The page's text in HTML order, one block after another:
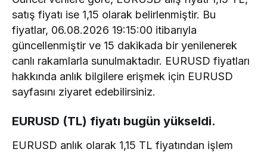
satış fiyatı ise 1,15 olarak belirlenmiştir. Bu
fiyatlar, 06.08.2026 19:15:00 itibarıyla
güncellenmiştir ve 15 dakikada bir yenilenerek
canlı rakamlarla sunulmaktadır. EURUSD fiyatları
hakkında anlık bilgilere erişmek için EURUSD
sayfasını ziyaret edebilirsiniz.
EURUSD (TL) fiyatı bugün yükseldi.
EURUSD anlık olarak 1,15 TL fiyatından işlem